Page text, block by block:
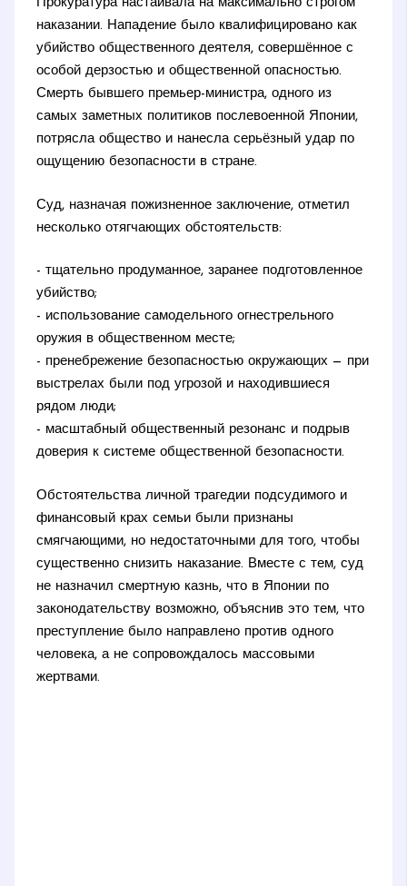
Прокуратура настаивала на максимально строгом
наказании. Нападение было квалифицировано как
убийство общественного деятеля, совершённое с
особой дерзостью и общественной опасностью.
Смерть бывшего премьер-министра, одного из
самых заметных политиков послевоенной Японии,
потрясла общество и нанесла серьёзный удар по
ощущению безопасности в стране.
Суд, назначая пожизненное заключение, отметил
несколько отягчающих обстоятельств:
- тщательно продуманное, заранее подготовленное
убийство;
- использование самодельного огнестрельного
оружия в общественном месте;
- пренебрежение безопасностью окружающих — при
выстрелах были под угрозой и находившиеся
рядом люди;
- масштабный общественный резонанс и подрыв
доверия к системе общественной безопасности.
Обстоятельства личной трагедии подсудимого и
финансовый крах семьи были признаны
смягчающими, но недостаточными для того, чтобы
существенно снизить наказание. Вместе с тем, суд
не назначил смертную казнь, что в Японии по
законодательству возможно, объяснив это тем, что
преступление было направлено против одного
человека, а не сопровождалось массовыми
жертвами.